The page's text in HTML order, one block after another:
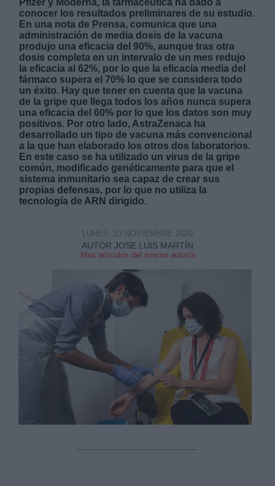
Pfizer y Moderna, la farmacéutica ha dado a
conocer los resultados preliminares de su estudio.
En una nota de Prensa, comunica que una
administración de media dosis de la vacuna
produjo una eficacia del 90%, aunque tras otra
dosis completa en un intervalo de un mes redujo
la eficacia al 62%, por lo que la eficacia media del
fármaco supera el 70% lo que se considera todo
un éxito. Hay que tener en cuenta que la vacuna
de la gripe que llega todos los años nunca supera
una eficacia del 60% por lo que los datos son muy
positivos. Por otro lado, AstraZenaca ha
desarrollado un tipo de vacuna más convencional
a la que han elaborado los otros dos laboratorios.
En este caso se ha utilizado un virus de la gripe
común, modificado genéticamente para que el
sistema inmunitario sea capaz de crear sus
propias defensas, por lo que no utiliza la
tecnología de ARN dirigido.
AUTOR JOSE LUIS MARTÍN
Mas artículos del mismo autor/a
LUNES, 23 NOVIEMBRE 2020
Derechos:
link
Información adicional
link